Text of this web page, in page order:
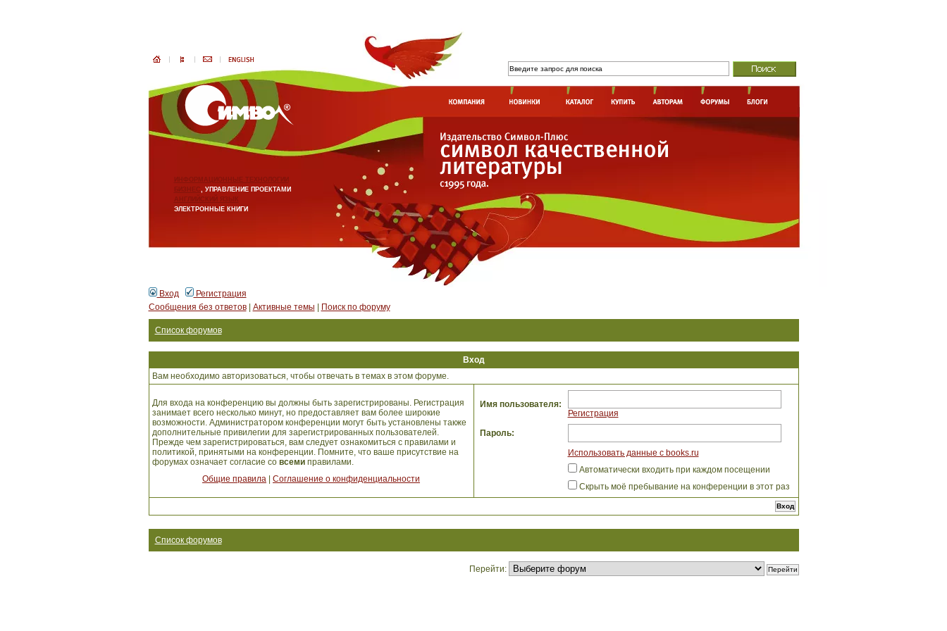
ИНФОРМАЦИОННЫЕ ТЕХНОЛОГИИ
БИЗНЕС, УПРАВЛЕНИЕ ПРОЕКТАМИ
АНГЛИЙСКИЙ ЯЗЫК
ЭЛЕКТРОННЫЕ КНИГИ
Вход
Регистрация
Сообщения без ответов| Активные темы Поиск по форуму
Список форумов
Вход
Вам необходимо авторизоваться, чтобы отвечать в темах в этом форуме.
Для входа на конференцию вы должны быть зарегистрированы. Регистрация
занимает всего несколько минут, но предоставляет вам более широкие
возможности. Администратором конференции могут быть установлены также
дополнительные привилегии для зарегистрированных пользователей.
Прежде чем зарегистрироваться, вам следует ознакомиться с правилами и
политикой, принятыми на конференции. Помните, что ваше присутствие на
форумах означает согласие со всемиправилами.
Общие правила
Соглашение о конфиденциальности
Имя пользователя:
Регистрация
Пароль:
Использовать данные с books.ru
Автоматически входить при каждом посещении
Скрыть моё пребывание на конференции в этот раз
Список форумов
Перейти: